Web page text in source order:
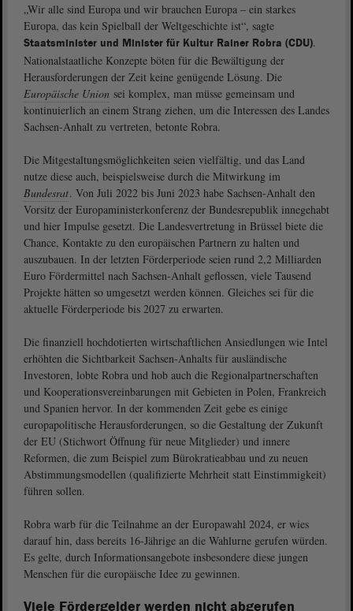
„Wir alle sind Europa und wir brauchen Europa ‒ ein starkes
Europa, das kein Spielball der Weltgeschichte ist“, sagte
Staatsminister und Minister für Kultur Rainer Robra (CDU).
Nationalstaatliche Konzepte böten für die Bewältigung der
Herausforderungen der Zeit keine genügende Lösung. Die
Europäische Union sei komplex, man müsse gemeinsam und
kontinuierlich an einem Strang ziehen, um die Interessen des Landes
Sachsen-Anhalt zu vertreten, betonte Robra.
Die Mitgestaltungsmöglichkeiten seien vielfältig, und das Land
nutze diese auch, beispielsweise durch die Mitwirkung im
Bundesrat. Von Juli 2022 bis Juni 2023 habe Sachsen-Anhalt den
Vorsitz der Europaministerkonferenz der Bundesrepublik innegehabt
und hier Impulse gesetzt. Die Landesvertretung in Brüssel biete die
Chance, Kontakte zu den europäischen Partnern zu halten und
auszubauen. In der letzten Förderperiode seien rund 2,2 Milliarden
Euro Fördermittel nach Sachsen-Anhalt geflossen, viele Tausend
Projekte hätten so umgesetzt werden können. Gleiches sei für die
aktuelle Förderperiode bis 2027 zu erwarten.
Die finanziell hochdotierten wirtschaftlichen Ansiedlungen wie Intel
erhöhten die Sichtbarkeit Sachsen-Anhalts für ausländische
Investoren, lobte Robra und hob auch die Regionalpartnerschaften
und Kooperationsvereinbarungen mit Gebieten in Polen, Frankreich
und Spanien hervor. In der kommenden Zeit gebe es einige
europapolitische Herausforderungen, so die Gestaltung der Zukunft
der EU (Stichwort Öffnung für neue Mitglieder) und innere
Reformen, die zum Beispiel zum Bürokratieabbau und zu neuen
Abstimmungsmodellen (qualifizierte Mehrheit statt Einstimmigkeit)
führen sollen.
Robra warb für die Teilnahme an der Europawahl 2024, er wies
darauf hin, dass bereits 16-Jährige an die Wahlurne gerufen würden.
Es gelte, durch Informationsangebote insbesondere diese jungen
Menschen für die europäische Idee zu gewinnen.
Viele Fördergelder werden nicht abgerufen